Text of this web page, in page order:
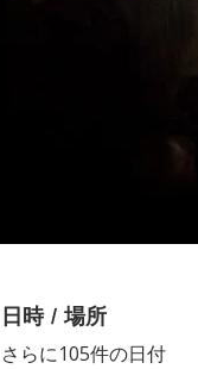
日時 / 場所
さらに105件の日付